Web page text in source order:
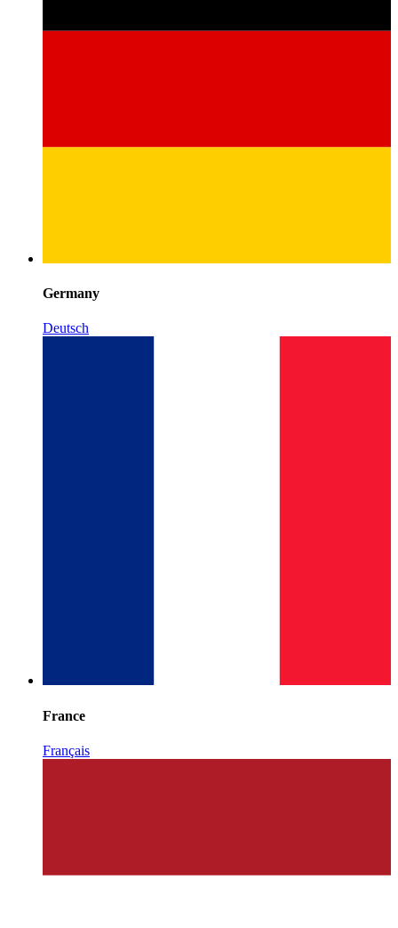
Germany
Deutsch
France
Français